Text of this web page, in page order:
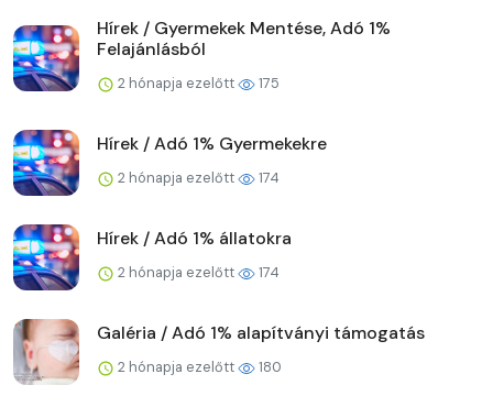
Hírek / Gyermekek Mentése, Adó 1%
Felajánlásból
2 hónapja ezelőtt 175
Hírek / Adó 1% Gyermekekre
2 hónapja ezelőtt 174
Hírek / Adó 1% állatokra
2 hónapja ezelőtt 174
Galéria / Adó 1% alapítványi támogatás
2 hónapja ezelőtt 180